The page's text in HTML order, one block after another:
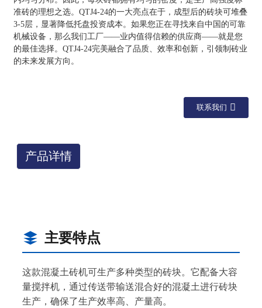
准砖的理想之选。QTJ4-24的一大亮点在于，成型后的砖块可堆叠
3-5层，显著降低托盘投资成本。如果您正在寻找来自中国的可靠
机械设备，那么我们工厂——业内值得信赖的供应商——就是您
的最佳选择。QTJ4-24完美融合了品质、效率和创新，引领制砖业
的未来发展方向。
联系我们
产品详情
主要特点
这款混凝土砖机可生产多种类型的砖块。它配备大容
量搅拌机，通过传送带输送混合好的混凝土进行砖块
生产，确保了生产效率高、产量高。